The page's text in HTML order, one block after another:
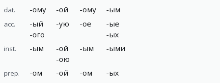
dat. -ому -ой -ому -ым
acc. -ый
-ого
-ую -ое -ые
-ых
inst. -ым -ой
-ою
-ым -ыми
prep. -ом -ой -ом -ых